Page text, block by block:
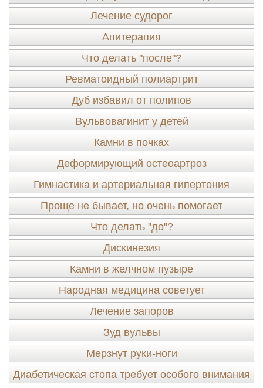
Лечение судорог
Апитерапия
Что делать "после"?
Ревматоидный полиартрит
Дуб избавил от полипов
Вульвовагинит у детей
Камни в почках
Деформирующий остеоартроз
Гимнастика и артериальная гипертония
Проще не бывает, но очень помогает
Что делать "до"?
Дискинезия
Камни в желчном пузыре
Народная медицина советует
Лечение запоров
Зуд вульвы
Мерзнут руки-ноги
Диабетическая стопа требует особого внимания